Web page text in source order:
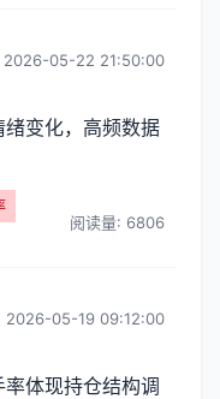
2026-05-22 21:50:00
变化，高频数据
阅读量: 6806
2026-05-19 09:12:00
体现持仓结构调